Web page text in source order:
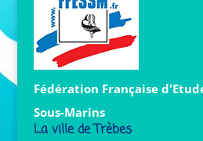
Fédération Française
Sous-Marins
La ville de Trèbes